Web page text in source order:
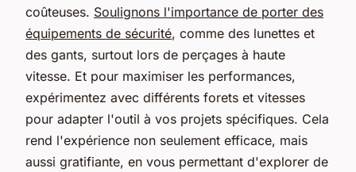
coûteuses. Soulignons l'importance de porter des
équipements de sécurité, comme des lunettes et
des gants, surtout lors de perçages à haute
vitesse. Et pour maximiser les performances,
expérimentez avec différents forets et vitesses
pour adapter l'outil à vos projets spécifiques. Cela
rend l'expérience non seulement efficace, mais
aussi gratifiante, en vous permettant d'explorer de